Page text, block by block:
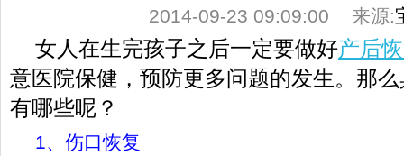
2014-09-23 09:09:00 来源:
女人在生完孩子之后一定要做好产后
意医院保健，预防更多问题的发生。那
有哪些呢？
1、伤口恢复